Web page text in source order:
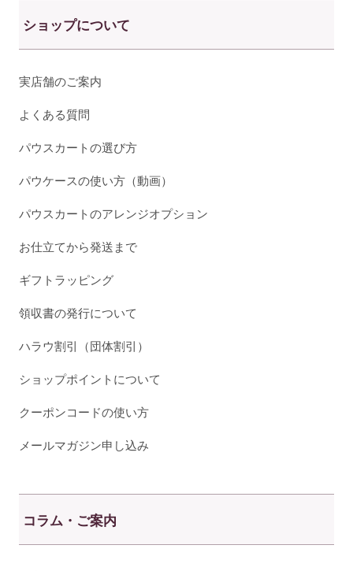
ショップについて
実店舗のご案内
よくある質問
パウスカートの選び方
パウケースの使い方（動画）
パウスカートのアレンジオプション
お仕立てから発送まで
ギフトラッピング
領収書の発行について
ハラウ割引（団体割引）
ショップポイントについて
クーポンコードの使い方
メールマガジン申し込み
コラム・ご案内